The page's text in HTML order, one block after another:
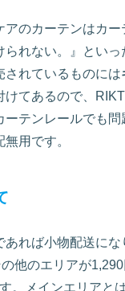
アのカーテンはカ
られない。』といっ
されているものには
けてあるので、
ーテンレールでも問
用です。
あれば小物配送に
他のエリアが
。メインエリアと